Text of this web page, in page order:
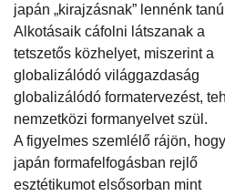
japán „kirajzásnak” lennénk
Alkotásaik cáfolni látszanak a
tetszetős közhelyet, miszerint a
globalizálódó világgazdaság
globalizálódó formatervezést,
nemzetközi formanyelvet szül.
A figyelmes szemlélő rájön,
japán formafelfogásban rejlő
esztétikumot elsősorban mint